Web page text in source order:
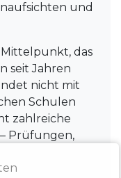
und
das
seit Jahren
nicht mit
Schulen
zahlreiche
Prüfungen,